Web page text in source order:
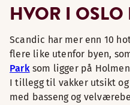
HVOR I
Scandic har mer enn 10
flere like utenfor byen,
Parksom ligger på
I tillegg til vakker utsikt og
med basseng og